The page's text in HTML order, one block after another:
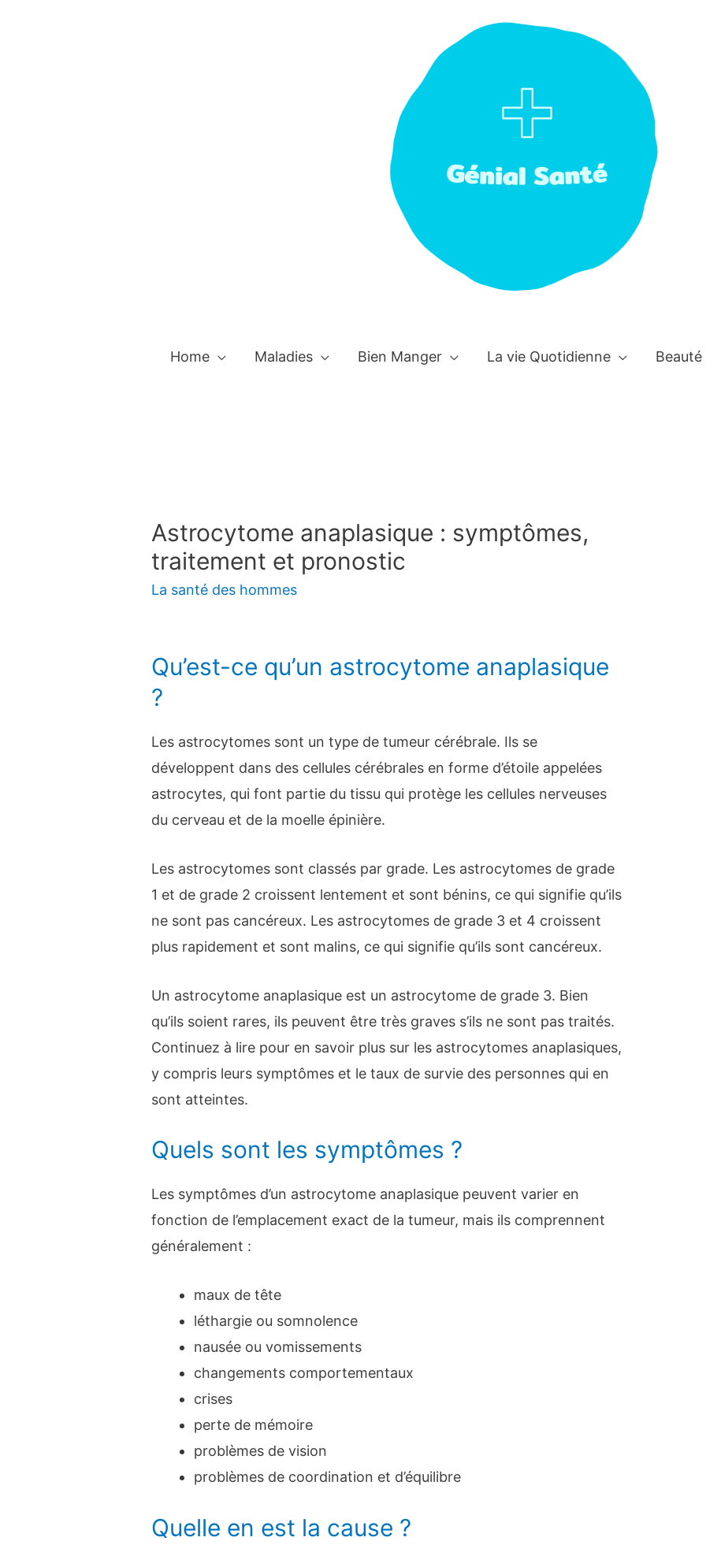
Home Maladies Bien Manger La vie Quotidienne Beauté
Astrocytome anaplasique : symptômes,
traitement et pronostic
La santé des hommes
Qu’est-ce qu’un astrocytome anaplasique
?
Les astrocytomes sont un type de tumeur cérébrale. Ils se
développent dans des cellules cérébrales en forme d’étoile appelées
astrocytes, qui font partie du tissu qui protège les cellules nerveuses
du cerveau et de la moelle épinière.
Les astrocytomes sont classés par grade. Les astrocytomes de grade
1 et de grade 2 croissent lentement et sont bénins, ce qui signifie qu’ils
ne sont pas cancéreux. Les astrocytomes de grade 3 et 4 croissent
plus rapidement et sont malins, ce qui signifie qu’ils sont cancéreux.
Un astrocytome anaplasique est un astrocytome de grade 3. Bien
qu’ils soient rares, ils peuvent être très graves s’ils ne sont pas traités.
Continuez à lire pour en savoir plus sur les astrocytomes anaplasiques,
y compris leurs symptômes et le taux de survie des personnes qui en
sont atteintes.
Quels sont les symptômes ?
Les symptômes d’un astrocytome anaplasique peuvent varier en
fonction de l’emplacement exact de la tumeur, mais ils comprennent
généralement :
maux de tête
léthargie ou somnolence
nausée ou vomissements
changements comportementaux
crises
perte de mémoire
problèmes de vision
problèmes de coordination et d’équilibre
Quelle en est la cause ?